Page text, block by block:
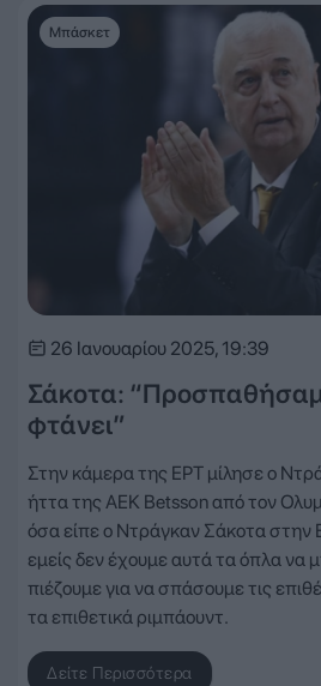
Μπάσκετ
26 Ιανουαρίου 2025, 19:39
Σάκοτα:
φτάνει”
Στην κάμερα της ΕΡΤ μίλησε ο
ήττα της ΑΕΚ Betsson από τον
όσα είπε ο Ντράγκαν Σάκοτα στην
εμείς δεν έχουμε αυτά τα όπλα να
πιέζουμε για να σπάσουμε τις
τα επιθετικά ριμπάουντ.
Δείτε Περισσότερα